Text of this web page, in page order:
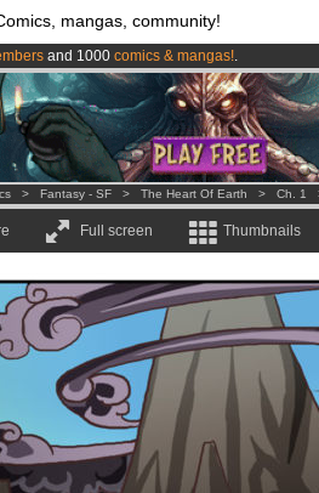
mangas, community!
and 1000 comics & mangas!.
from3.95 eurosper month !Get membership
now LIVE!.
> Fantasy - SF > The Heart Of Earth > Ch. 1
Full screen Thumbnails